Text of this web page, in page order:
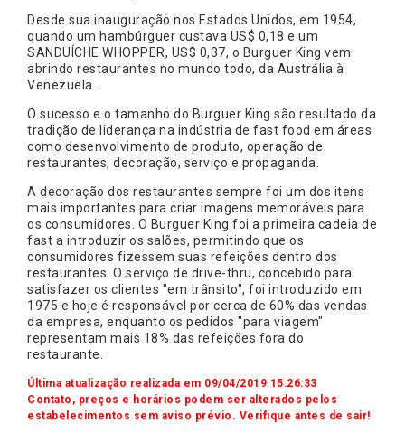
Desde sua inauguração nos Estados Unidos, em 1954,
quando um hambúrguer custava US$ 0,18 e um
SANDUÍCHE WHOPPER, US$ 0,37, o Burguer King vem
abrindo restaurantes no mundo todo, da Austrália à
Venezuela.
O sucesso e o tamanho do Burguer King são resultado da
tradição de liderança na indústria de fast food em áreas
como desenvolvimento de produto, operação de
restaurantes, decoração, serviço e propaganda.
A decoração dos restaurantes sempre foi um dos itens
mais importantes para criar imagens memoráveis para
os consumidores. O Burguer King foi a primeira cadeia de
fast a introduzir os salões, permitindo que os
consumidores fizessem suas refeições dentro dos
restaurantes. O serviço de drive-thru, concebido para
satisfazer os clientes "em trânsito", foi introduzido em
1975 e hoje é responsável por cerca de 60% das vendas
da empresa, enquanto os pedidos "para viagem"
representam mais 18% das refeições fora do
restaurante.
Última atualização realizada em 09/04/2019 15:26:33
Contato, preços e horários podem ser alterados pelos
estabelecimentos sem aviso prévio. Verifique antes de sair!